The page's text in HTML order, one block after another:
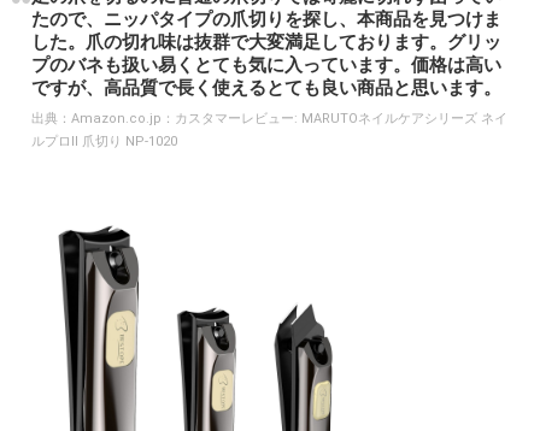
たので、ニッパタイプの爪切りを探し、本商品を見つけま
した。爪の切れ味は抜群で大変満足しております。グリッ
プのバネも扱い易くとても気に入っています。価格は高い
ですが、高品質で長く使えるとても良い商品と思います。
出典： Amazon.co.jp：カスタマーレビュー: MARUTOネイルケアシリーズ ネイ
ルプロII 爪切り NP-1020